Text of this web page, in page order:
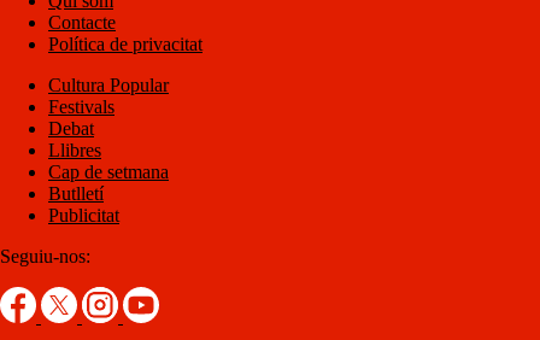
Contacte
Política de privacitat
Cultura Popular
Festivals
Debat
Llibres
Cap de setmana
Butlletí
Publicitat
Seguiu-nos: